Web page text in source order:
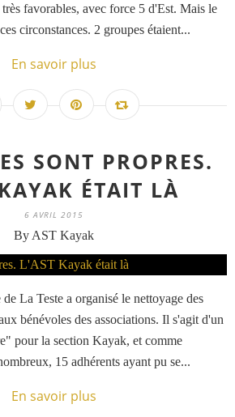
très favorables, avec force 5 d'Est. Mais le
circonstances. 2 groupes étaient...
En savoir plus
SONT PROPRES.
ÉTAIT LÀ
6 AVRIL 2015
By AST Kayak
La Teste a organisé le nettoyage des
bénévoles des associations. Il s'agit d'un
pour la section Kayak, et comme
15 adhérents ayant pu se...
En savoir plus